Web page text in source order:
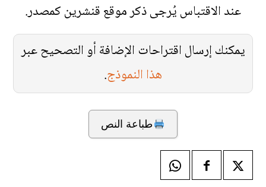
عند الاقتباس يُرجى ذكر موقع قنشرين كمصدر.
يمكنك إرسال اقتراحات الإضافة أو التصحيح عبر
هذا النموذج.
طباعة النص